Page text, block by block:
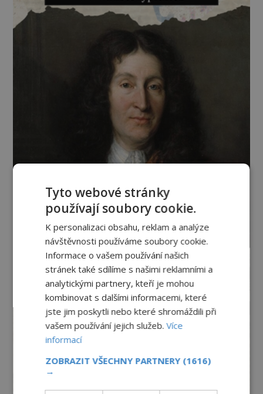
Tyto webové stránky
používají soubory cookie.
K personalizaci obsahu, reklam a analýze
návštěvnosti používáme soubory cookie.
Informace o vašem používání našich
stránek také sdílíme s našimi reklamními a
analytickými partnery, kteří je mohou
kombinovat s dalšími informacemi, které
jste jim poskytli nebo které shromáždili při
vašem používání jejich služeb.Více
informací
ZOBRAZIT VŠECHNY PARTNERY (1616)
→